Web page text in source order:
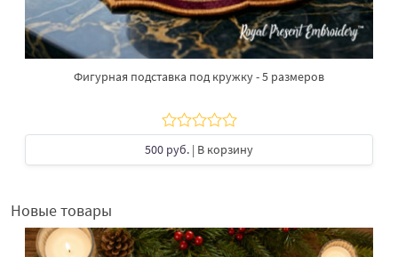
Фигурная подставка под кружку - 5 размеров
500 руб. | В корзину
Новые товары